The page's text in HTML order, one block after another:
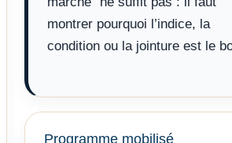
montrer pourquoi l’indice, la
condition ou la jointure est le
Programme mobilisé